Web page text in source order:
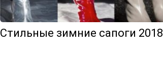
Стильные зимние сапоги 2018